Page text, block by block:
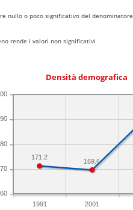
nullo o poco significativo del denominatore
rende i valori non significativi
Densità demografica
1991 2001
169.6
171.2